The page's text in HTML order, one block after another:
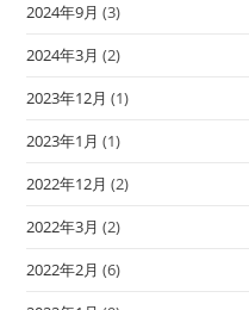
2024年9月 (3)
2024年3月 (2)
2023年12月 (1)
2023年1月 (1)
2022年12月 (2)
2022年3月 (2)
2022年2月 (6)